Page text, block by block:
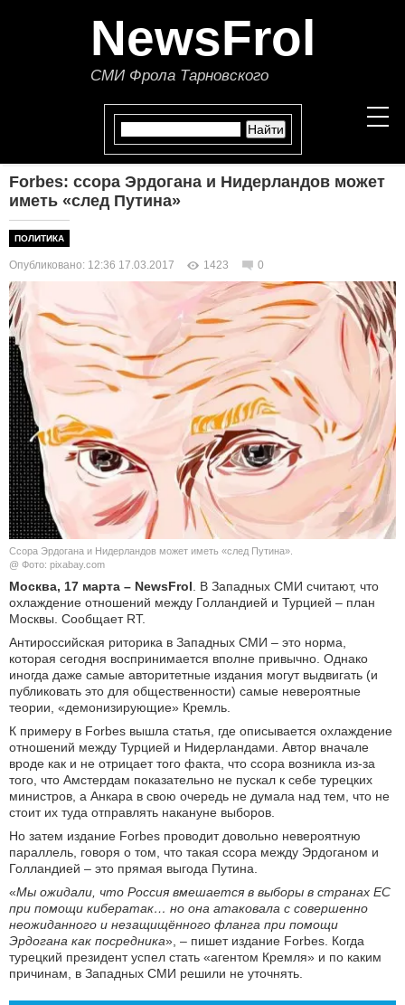
NewsFrol
СМИ Фрола Тарновского
НОВОСТИ
ПОЛИТИКА
ЭКОНОМИКА
В МИРЕ
ОБЩЕСТВО
КУЛЬТУРА
НАУКА
СПОРТ
АВТО И МОТО
ЭГОИЗМ
Forbes: ссора Эрдогана и Нидерландов может
иметь «след Путина»
ПОЛИТИКА
Опубликовано: 12:36 17.03.2017 1423 0
Ссора Эрдогана и Нидерландов может иметь «след Путина».
@ Фото: pixabay.com
Москва, 17 марта – NewsFrol . В Западных СМИ считают, что
охлаждение отношений между Голландией и Турцией – план
Москвы. Сообщает RT.
Антироссийская риторика в Западных СМИ – это норма,
которая сегодня воспринимается вполне привычно. Однако
иногда даже самые авторитетные издания могут выдвигать (и
публиковать это для общественности) самые невероятные
теории, «демонизирующие» Кремль.
К примеру в Forbes вышла статья, где описывается охлаждение
отношений между Турцией и Нидерландами. Автор вначале
вроде как и не отрицает того факта, что ссора возникла из-за
того, что Амстердам показательно не пускал к себе турецких
министров, а Анкара в свою очередь не думала над тем, что не
стоит их туда отправлять накануне выборов.
Но затем издание Forbes проводит довольно невероятную
параллель, говоря о том, что такая ссора между Эрдоганом и
Голландией – это прямая выгода Путина.
«Мы ожидали, что Россия вмешается в выборы в странах ЕС
при помощи кибератак… но она атаковала с совершенно
неожиданного и незащищённого фланга при помощи
Эрдогана как посредника», – пишет издание Forbes. Когда
турецкий президент успел стать «агентом Кремля» и по каким
причинам, в Западных СМИ решили не уточнять.